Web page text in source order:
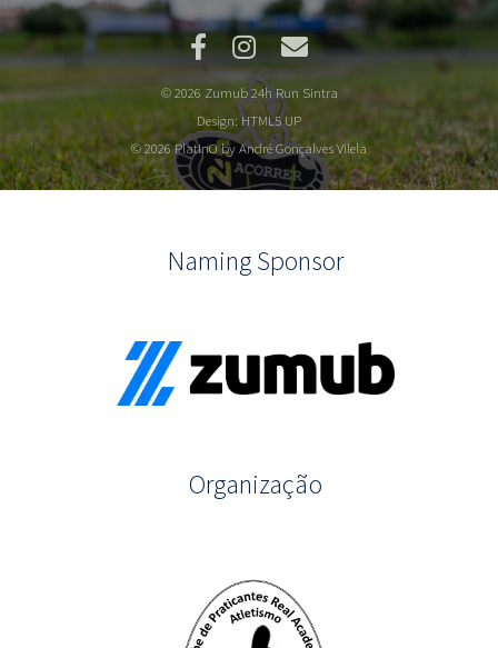
© 2026 Zumub 24h Run Sintra
Design:HTML5 UP
© 2026 PlatInO by André Gonçalves Vilela
Naming Sponsor
Organização